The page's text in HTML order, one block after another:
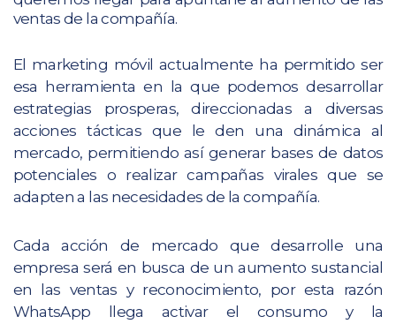
ventas de la compañía.
El marketing móvil actualmente ha permitido ser
esa herramienta en la que podemos desarrollar
estrategias prosperas, direccionadas a diversas
acciones tácticas que le den una dinámica al
mercado, permitiendo así generar bases de datos
potenciales o realizar campañas virales que se
adapten a las necesidades de la compañía.
Cada acción de mercado que desarrolle una
empresa será en busca de un aumento sustancial
en las ventas y reconocimiento, por esta razón
WhatsApp llega activar el consumo y la